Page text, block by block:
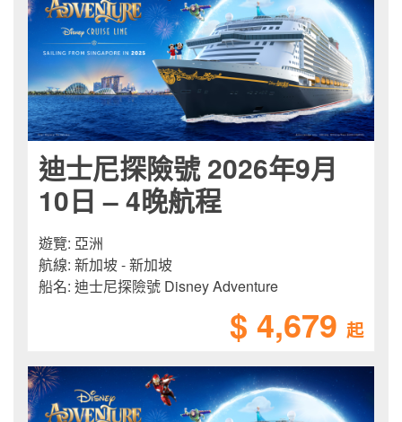
迪士尼探險號 2026年9月
10日 – 4晚航程
遊覽: 亞洲
航線: 新加坡 - 新加坡
船名: 迪士尼探險號 Disney Adventure
$ 4,679 起